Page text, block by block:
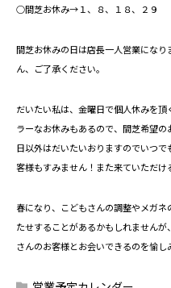
○間芝お休み→１、８、１８、２９
間芝お休みの日は店長一人営業にな
ん、ご了承ください。
だいたい私は、金曜日で個人休みを
ラーなお休みもあるので、間芝希望
日以外はだいたいおりますのでいつ
客様もすみません！また来ていただけ
春になり、こどもさんの調整やメガ
たせすることがあるかもしれません
さんのお客様とお会いできるのを愉し